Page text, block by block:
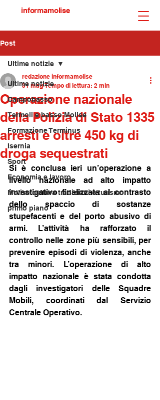
informamolise
Post
Ultime notizie
Campobasso
Termoli e basso Molise
Formazione Terminus
Isernia
Sport
Economia e lavoro
Molise cultura tradizioni e turismo
primo piano
Ultime notizie
Operazione nazionale
della Polizia di Stato 1335
arresti e oltre 450 kg di
droga sequestrati
redazione informamolise
31 mag Tempo di lettura: 2 min
Si è conclusa ieri un’operazione a
livello nazionale ad alto impatto
investigativo finalizzata al contrasto
dello spaccio di sostanze
stupefacenti e del porto abusivo di
armi. L’attività ha rafforzato il
controllo nelle zone più sensibili, per
prevenire episodi di violenza, anche
tra minori. L’operazione di alto
impatto nazionale è stata condotta
dagli investigatori delle Squadre
Mobili, coordinati dal Servizio
Centrale Operativo.